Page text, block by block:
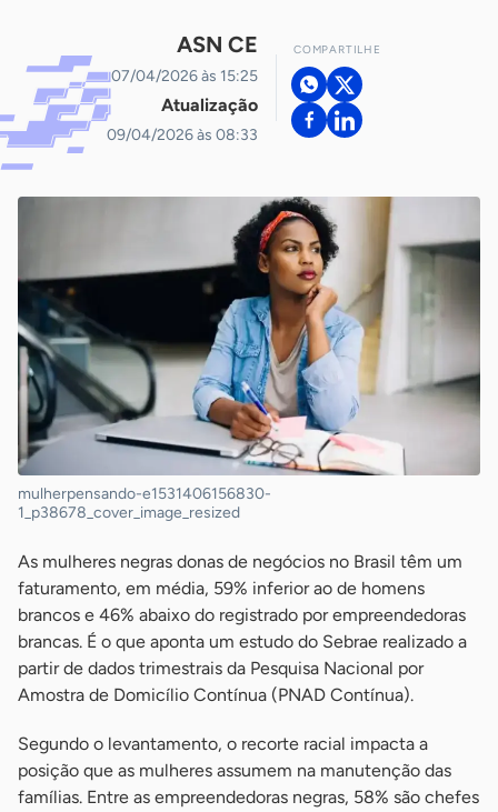
ASN CE
07/04/2026 às 15:25
Atualização
09/04/2026 às 08:33
COMPARTILHE
mulherpensando-e1531406156830-
1_p38678_cover_image_resized
As mulheres negras donas de negócios no Brasil têm um
faturamento, em média, 59% inferior ao de homens
brancos e 46% abaixo do registrado por empreendedoras
brancas. É o que aponta um estudo do Sebrae realizado a
partir de dados trimestrais da Pesquisa Nacional por
Amostra de Domicílio Contínua (PNAD Contínua).
Segundo o levantamento, o recorte racial impacta a
posição que as mulheres assumem na manutenção das
famílias. Entre as empreendedoras negras, 58% são chefes